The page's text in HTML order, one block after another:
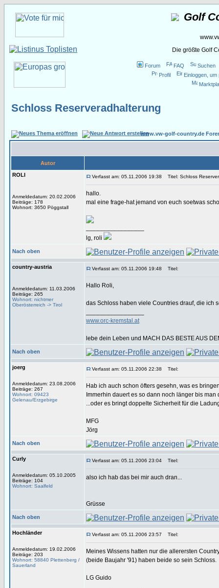
Golf
Die größte Golf
Forum FAQ
Suchen
Profil
Einloggen,
Schloss Reserveradhalterung
www.vw-golf-country.de
Autor
ROLI
Anmeldedatum: 20.02.2006
Beiträge: 178
Wohnort: 3650 Pöggstall
Verfasst am: 05.11.2006 19:38 Titel: Schloss
hallo.
mal eine frage-hat jemand von euch soetwas
lg, roli
Nach oben
country-austria
Anmeldedatum: 11.03.2006
Beiträge: 265
Wohnort: nichtmer
Oberösterreich -> Tirol
Verfasst am: 05.11.2006 19:48 Titel:
Hallo Roli,
das Schloss haben viele Countries drauf, die ich
www.orc-kremstal.at
lebe dein Leben und MACH DAS BESTE AUS
Nach oben
joerg
Anmeldedatum: 23.08.2006
Beiträge: 267
Wohnort: 09423
Gelenau/Erzgebirge
Verfasst am: 05.11.2006 22:38 Titel:
Hab ich auch schon öfters gesehn, was es
Immerhin dauert es so dann noch länger bis man
...oder es bringt doppelte Sicherheit für die
MFG
Jörg
Nach oben
Curly
Anmeldedatum: 05.10.2005
Beiträge: 104
Wohnort: Saalfeld
Verfasst am: 05.11.2006 23:04 Titel:
also ich hab das bei mir auch dran...
Grüsse
Nach oben
Hochländer
Anmeldedatum: 19.02.2006
Beiträge: 203
Wohnort: 58840 Plettenberg /
Sauerland
Verfasst am: 05.11.2006 23:57 Titel:
Meines Wissens hatten nur die allerersten
(beide Baujahr '91) haben beide so sein Schloss.
LG Guido